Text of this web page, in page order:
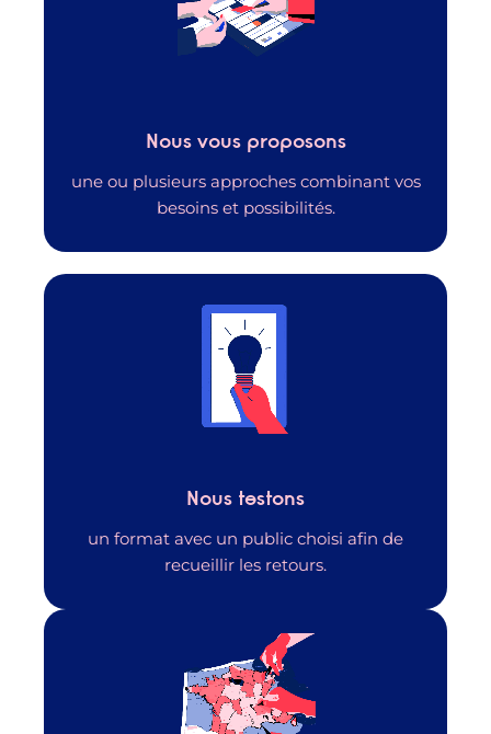
Nous vous proposons
une ou plusieurs approches combinant vos
besoins et possibilités.
Nous testons
un format avec un public choisi afin de
recueillir les retours.